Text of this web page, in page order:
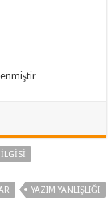
YAZIM YANLIŞLIĞI